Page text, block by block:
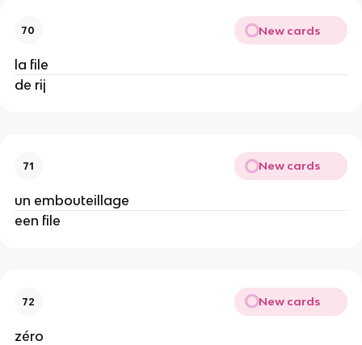
70 New cards
la file
de rij
71 New cards
un embouteillage
een file
72 New cards
zéro